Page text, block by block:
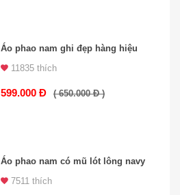
Áo phao nam ghi đẹp hàng hiệu
11835 thích
599.000 Đ ( 650.000 Đ )
Áo phao nam có mũ lót lông navy
7511 thích